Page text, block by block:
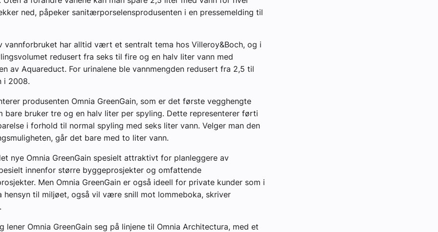
ned, påpeker sanitærporselensprodusenten i en pressemelding til
vannforbruket har alltid vært et sentralt tema hos Villeroy&Boch, og i
redusert fra seks til fire og en halv liter vann med
av Aquareduct. For urinalene ble vannmengden redusert fra 2,5 til
i 2008.
produsenten Omnia GreenGain, som er det første vegghengte
bare bruker tre og en halv liter per spyling. Dette representerer førti
i forhold til normal spyling med seks liter vann. Velger man den
går det bare med to liter vann.
nye Omnia GreenGain spesielt attraktivt for planleggere av
innenfor større byggeprosjekter og omfattende
Men Omnia GreenGain er også ideell for private kunder som i
hensyn til miljøet, også vil være snill mot lommeboka, skriver
lener Omnia GreenGain seg på linjene til Omnia Architectura, med et